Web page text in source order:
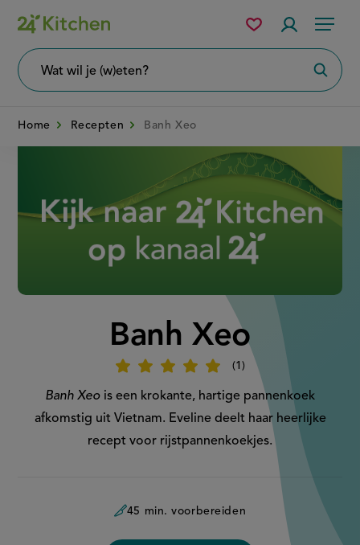
Overslaan
en
naar
Menu
wil
Mijn
bewaarde
Home Recepten Banh Xeo
Banh Xeo
1
Beoordeel
'Banh
Xeo'
Banh Xeo is een krokante, hartige pannenkoek
afkomstig uit Vietnam. Eveline deelt haar heerlijke
recept voor rijstpannenkoekjes.
45 min. voorbereiden